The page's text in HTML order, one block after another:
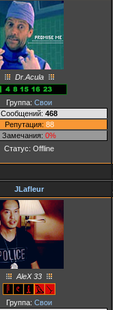
Dr.Acula
Группа: Свои
Сообщений: 468
Репутация: 88
Замечания: 0%
Статус: Offline
JLafleur
AleX 33
Группа: Свои